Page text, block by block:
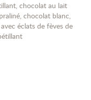
chocolat au lait
chocolat blanc,
éclats de fèves de